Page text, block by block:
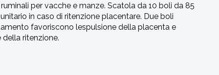
per vacche e manze. Scatola da 10 boli da 85
in caso di ritenzione placentare. Due boli
favoriscono lespulsione della placenta e
ritenzione.